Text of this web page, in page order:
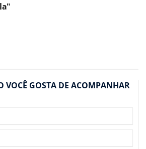
VOCÊ GOSTA DE ACOMPANHAR